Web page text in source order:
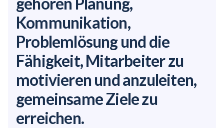
Kommunikation,
Problemlösung und die
Fähigkeit, Mitarbeiter zu
motivieren und anzuleiten,
gemeinsame Ziele zu
erreichen.